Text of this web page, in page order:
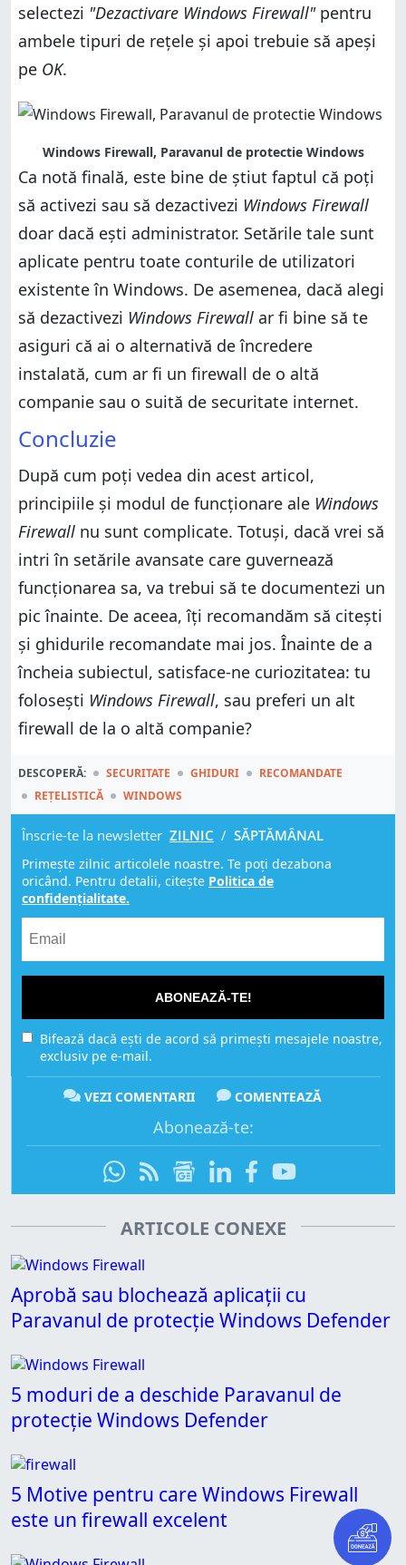
selectezi "Dezactivare Windows Firewall"pentru
ambele tipuri de rețele și apoi trebuie să apeși
pe OK.
Windows Firewall, Paravanul de protectie Windows
Ca notă finală, este bine de știut faptul că poți
să activezi sau să dezactivezi Windows Firewall
doar dacă ești administrator. Setările tale sunt
aplicate pentru toate conturile de utilizatori
existente în Windows. De asemenea, dacă alegi
să dezactivezi Windows Firewall ar fi bine să te
asiguri că ai o alternativă de încredere
instalată, cum ar fi un firewall de o altă
companie sau o suită de securitate internet.
Concluzie
După cum poți vedea din acest articol,
principiile și modul de funcționare ale Windows
Firewall nu sunt complicate. Totuși, dacă vrei să
intri în setările avansate care guvernează
funcționarea sa, va trebui să te documentezi un
pic înainte. De aceea, îți recomandăm să citești
și ghidurile recomandate mai jos. Înainte de a
încheia subiectul, satisface-ne curiozitatea: tu
folosești Windows Firewall, sau preferi un alt
firewall de la o altă companie?
DESCOPERĂ: SECURITATE GHIDURI
RECOMANDATE
REȚELISTICĂ
WINDOWS
Înscrie-te la newsletter ZILNIC / SĂPTĂMÂNAL
Primește zilnic articolele noastre. Te poți dezabona
oricând. Pentru detalii, citește Politica de
confidențialitate.
ABONEAZĂ-TE!
Bifează dacă ești de acord să primești mesajele noastre,
exclusiv pe e-mail.
VEZI COMENTARII COMENTEAZĂ
Abonează-te:
ARTICOLE CONEXE
Aprobă sau blochează aplicații cu
Paravanul de protecție Windows Defender
5 moduri de a deschide Paravanul de
protecție Windows Defender
5 Motive pentru care Windows Firewall
este un firewall excelent